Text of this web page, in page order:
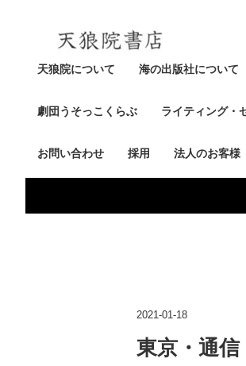
天狼院について 海の出版社について
劇団うそっこくらぶ ライティング・
お問い合わせ 採用 法人のお客様
2021-01-18
東京・通信